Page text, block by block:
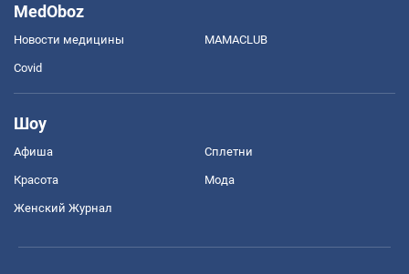
MedOboz
Новости медицины MAMACLUB
Covid
Шоу
Афиша Сплетни
Красота Мода
Женский Журнал